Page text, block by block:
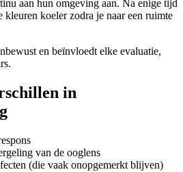
aan hun omgeving aan. Na enige tijd
koeler zodra je naar een ruimte
en beïnvloedt elke evaluatie,
in
van de ooglens
(die vaak onopgemerkt blijven)